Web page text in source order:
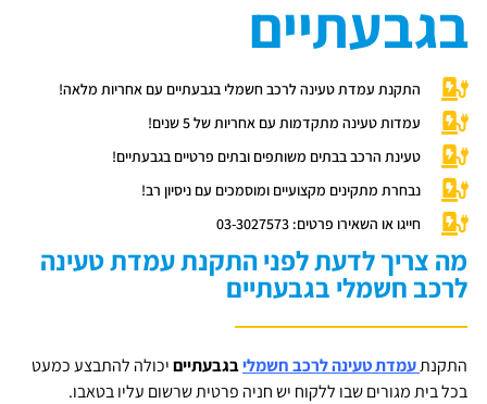
בגבעתיים
התקנת עמדת טעינה לרכב חשמלי בגבעתיים עם אחריות מלאה!
עמדות טעינה מתקדמות עם אחריות של 5 שנים!
טעינת הרכב בבתים משותפים ובתים פרטיים בגבעתיים!
נבחרת מתקינים מקצועיים ומוסמכים עם ניסיון רב!
חייגו או השאירו פרטים: 03-3027573
מה צריך לדעת לפני התקנת עמדת טעינה
לרכב חשמלי בגבעתיים
התקנתעמדת טעינה לרכב חשמליבגבעתייםיכולה להתבצע כמעט
בכל בית מגורים שבו ללקוח יש חניה פרטית שרשום עליו בטאבו.